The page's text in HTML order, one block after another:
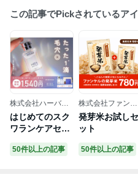
この記事でPickされているア
株式会社ハーバー
研究所
はじめてのスク
ワランケアセッ
ト
50件以上の記事
株式会社ファンケ
ル
発芽米お試しセ
ット
50件以上の記事